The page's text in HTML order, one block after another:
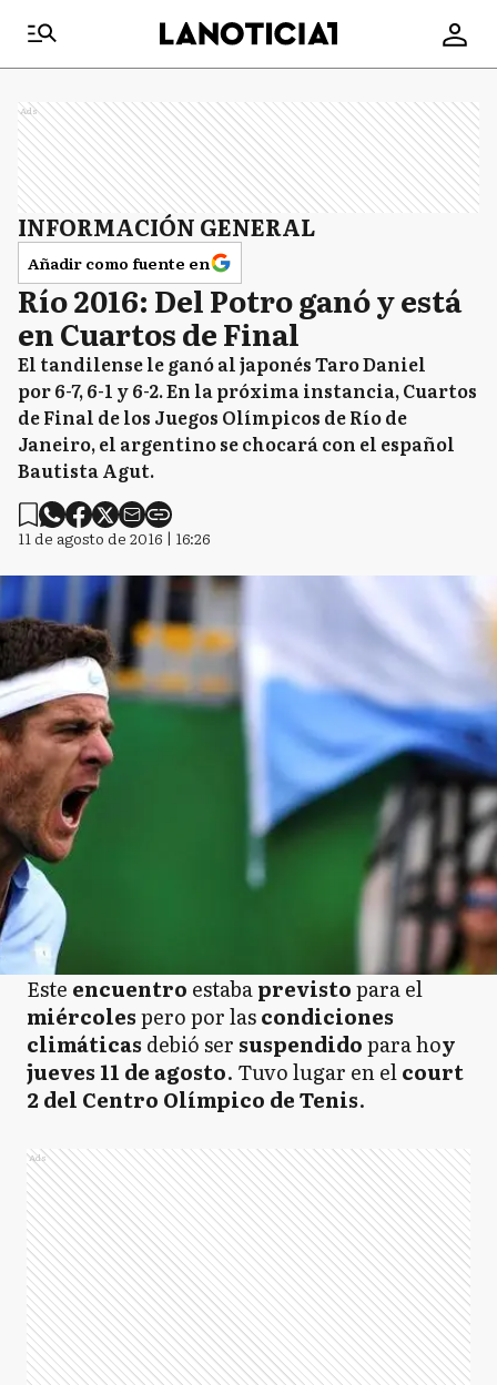
Ads
INFORMACIÓN GENERAL
Añadir como fuente en
Río 2016: Del Potro ganó y está
en Cuartos de Final
El tandilense le ganó al japonés Taro Daniel
por 6-7, 6-1 y 6-2. En la próxima instancia, Cuartos
de Final de los Juegos Olímpicos de Río de
Janeiro, el argentino se chocará con el español
Bautista Agut.
11 de agosto de 2016 | 16:26
Este encuentro estabaprevistopara el
miércolespero por lascondiciones
climáticas debió ser suspendidopara hoy
jueves 11 de agosto. Tuvo lugar en elcourt
2 del Centro Olímpico de Tenis.
Ads